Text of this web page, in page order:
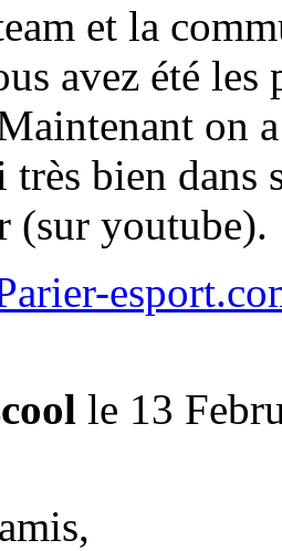
et la
avez été
on
très bien
(sur youtube).
le 13